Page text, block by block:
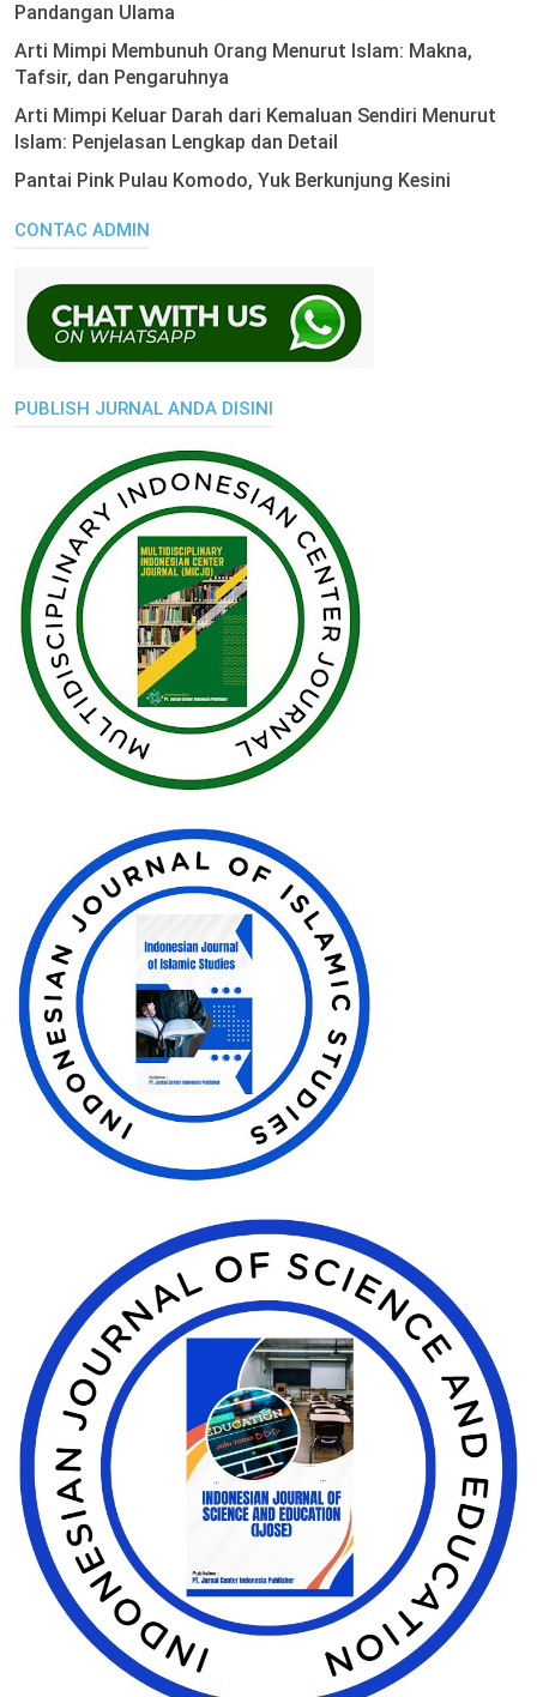
Pandangan Ulama
Arti Mimpi Membunuh Orang Menurut Islam: Makna,
Tafsir, dan Pengaruhnya
Arti Mimpi Keluar Darah dari Kemaluan Sendiri Menurut
Islam: Penjelasan Lengkap dan Detail
Pantai Pink Pulau Komodo, Yuk Berkunjung Kesini
CONTAC ADMIN
PUBLISH JURNAL ANDA DISINI